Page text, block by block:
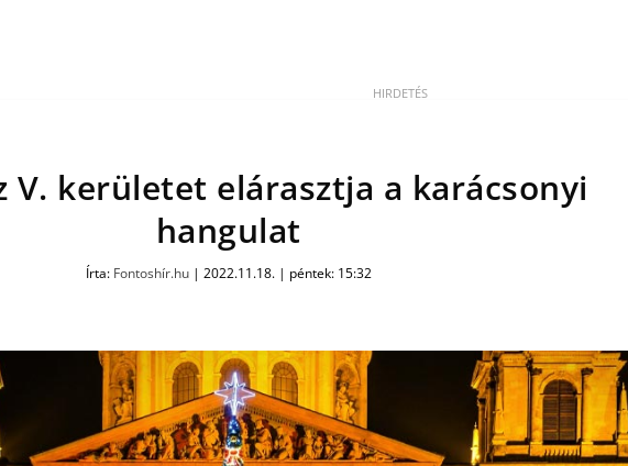
V. kerületet elárasztja a karácsonyi
hangulat
Írta: Fontoshír.hu| 2022.11.18. | péntek: 15:32